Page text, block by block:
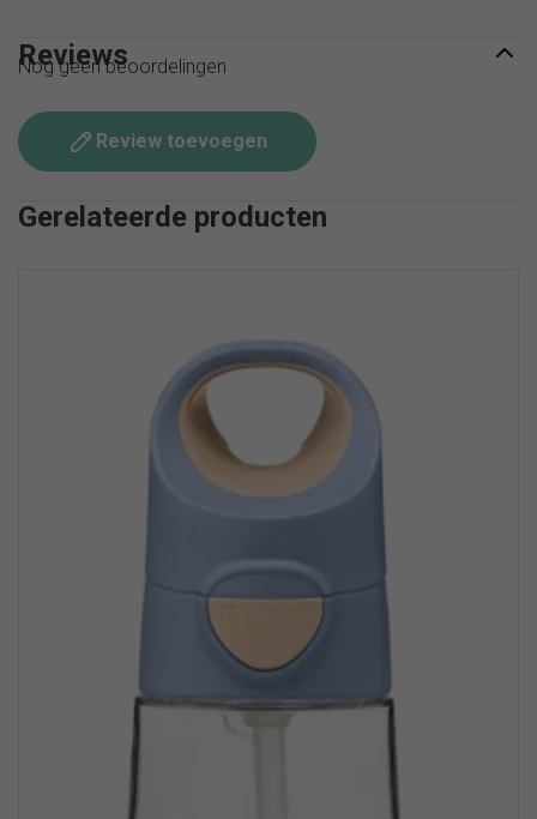
Reviews
Nog geen beoordelingen
Review toevoegen
Gerelateerde producten